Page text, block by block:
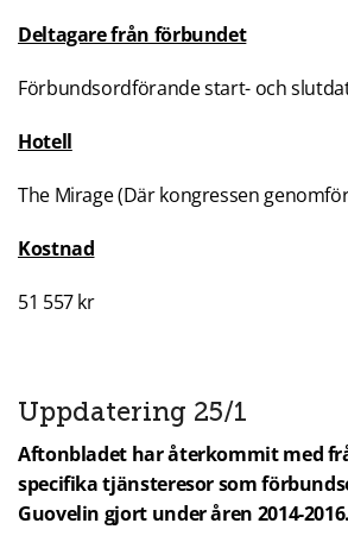
Deltagare från förbundet
Förbundsordförande start- och
Hotell
The Mirage (Där kongressen
Kostnad
51 557 kr
Uppdatering 25/1
Aftonbladet har återkommit med
specifika tjänsteresor som
Guovelin gjort under åren 2014-2016.